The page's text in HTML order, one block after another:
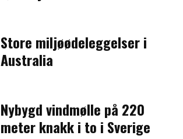
Store miljøødeleggelser i
Australia
Nybygd vindmølle på 220
meter knakk i to i Sverige